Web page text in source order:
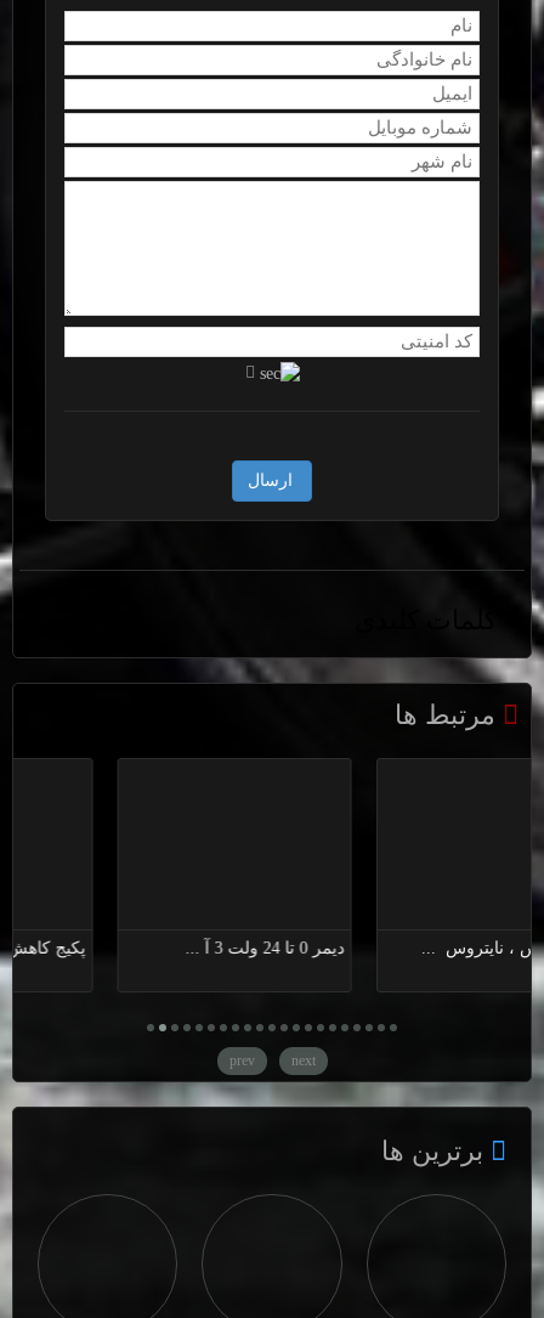
سوپر چیپ رایزین بنفش,افزایش شتاب,کاهش مصرف سوخت,رفع
کامل کپ کردن خودرو,تقویت برق خودرو
مرتبط ها
دیمر 0 تا 24 ولت 3 آ ... کپسول ناس ، نایتروس ...
prev next
برترین ها